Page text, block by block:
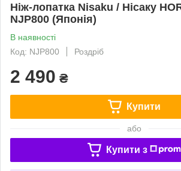
Ніж-лопатка Nisaku / Нісаку
NJP800 (Японія)
В наявності
Код: NJP800
Роздріб
2 490 ₴
Купити
або
Купити з